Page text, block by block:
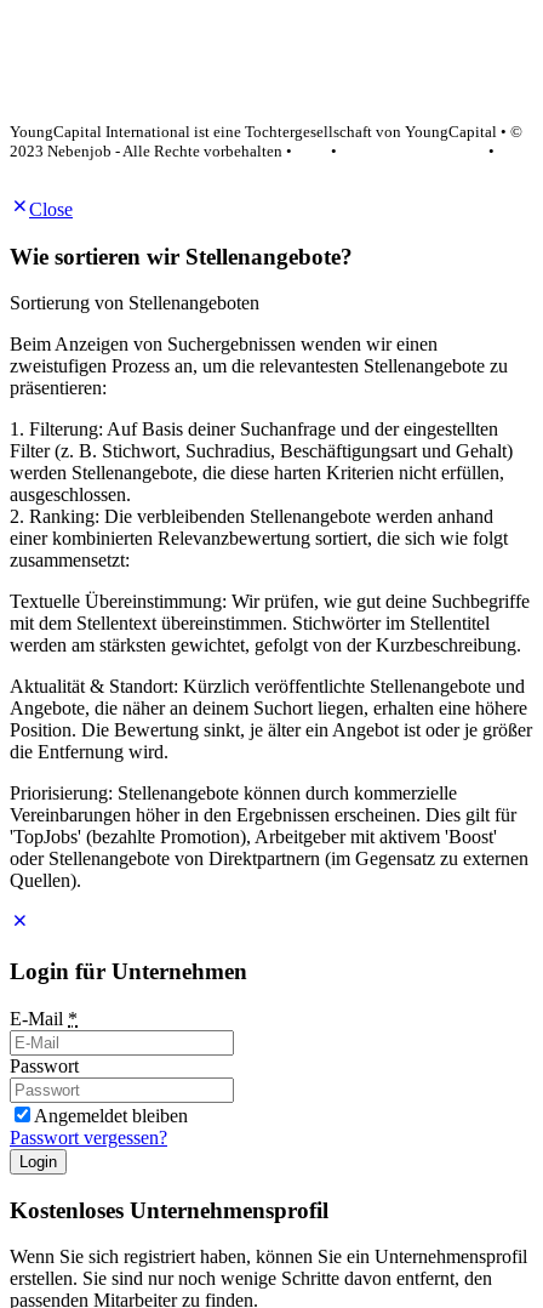
YoungCapital International ist eine Tochtergesellschaft von YoungCapital • ©
2023 Nebenjob - Alle Rechte vorbehalten •
•
•
Close
Wie sortieren wir Stellenangebote?
Sortierung von Stellenangeboten
Beim Anzeigen von Suchergebnissen wenden wir einen
zweistufigen Prozess an, um die relevantesten Stellenangebote zu
präsentieren:
1. Filterung: Auf Basis deiner Suchanfrage und der eingestellten
Filter (z. B. Stichwort, Suchradius, Beschäftigungsart und Gehalt)
werden Stellenangebote, die diese harten Kriterien nicht erfüllen,
ausgeschlossen.
2. Ranking: Die verbleibenden Stellenangebote werden anhand
einer kombinierten Relevanzbewertung sortiert, die sich wie folgt
zusammensetzt:
Textuelle Übereinstimmung: Wir prüfen, wie gut deine Suchbegriffe
mit dem Stellentext übereinstimmen. Stichwörter im Stellentitel
werden am stärksten gewichtet, gefolgt von der Kurzbeschreibung.
Aktualität & Standort: Kürzlich veröffentlichte Stellenangebote und
Angebote, die näher an deinem Suchort liegen, erhalten eine höhere
Position. Die Bewertung sinkt, je älter ein Angebot ist oder je größer
die Entfernung wird.
Priorisierung: Stellenangebote können durch kommerzielle
Vereinbarungen höher in den Ergebnissen erscheinen. Dies gilt für
'TopJobs' (bezahlte Promotion), Arbeitgeber mit aktivem 'Boost'
oder Stellenangebote von Direktpartnern (im Gegensatz zu externen
Quellen).
Login für Unternehmen
E-Mail *
Passwort
Angemeldet bleiben
Passwort vergessen?
Login
Kostenloses Unternehmensprofil
Wenn Sie sich registriert haben, können Sie ein Unternehmensprofil
erstellen. Sie sind nur noch wenige Schritte davon entfernt, den
passenden Mitarbeiter zu finden.